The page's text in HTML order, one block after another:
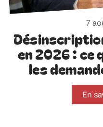
7
en 2026 : ce
les
En